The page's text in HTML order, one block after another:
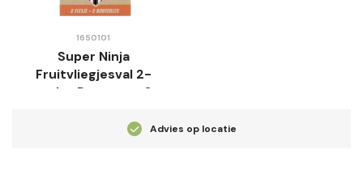
1650101
Super Ninja
Fruitvliegjesval 2-
pack - Duurzaam &
Advies op locatie